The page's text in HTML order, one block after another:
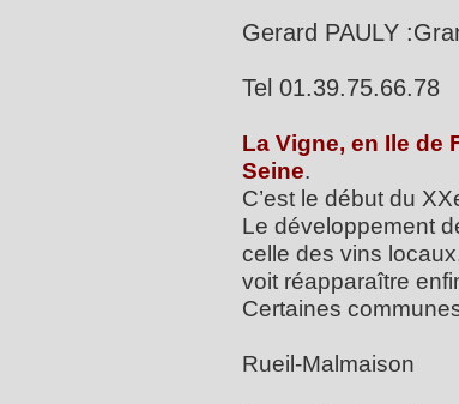
Gerard PAULY
Tel 01.39.75.66.78
La Vigne, en Ile de
Seine.
C’est le début du
Le développement
celle des vins
voit réapparaître
Certaines
Rueil-Malmaison